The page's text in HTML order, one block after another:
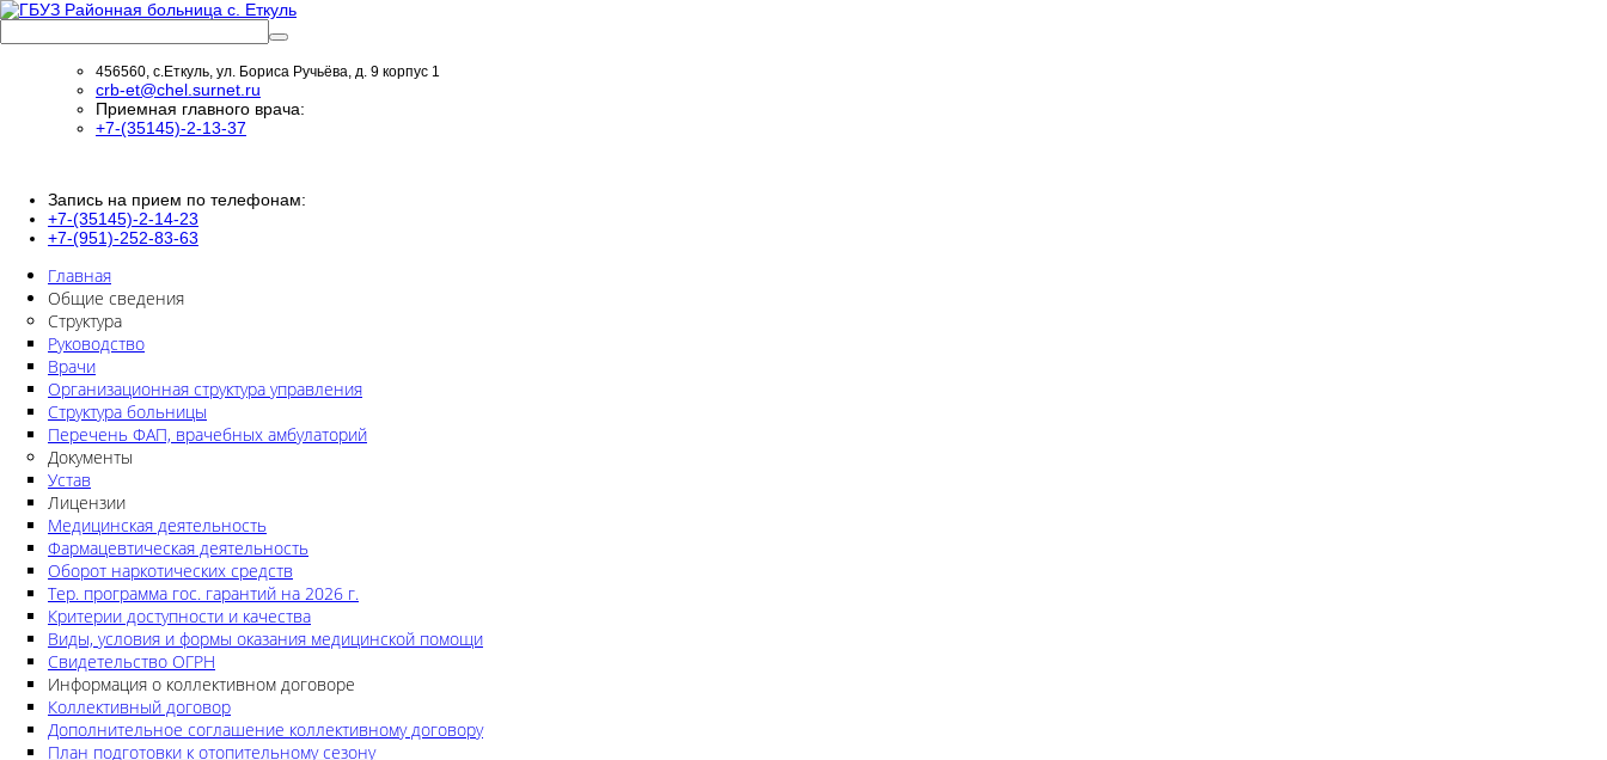
456560, с.Еткуль, ул. Бориса Ручьёва, д. 9 корпус 1
crb-et@chel.surnet.ru
Приемная главного врача:
+7-(35145)-2-13-37
Запись на прием по телефонам:
+7-(35145)-2-14-23
+7-(951)-252-83-63
Главная
Общие сведения
Структура
Руководство
Врачи
Организационная структура управления
Структура больницы
Перечень ФАП, врачебных амбулаторий
Документы
Устав
Лицензии
Медицинская деятельность
Фармацевтическая деятельность
Оборот наркотических средств
Тер. программа гос. гарантий на 2026 г.
Критерии доступности и качества
Виды, условия и формы оказания медицинской помощи
Свидетельство ОГРН
Информация о коллективном договоре
Коллективный договор
Дополнительное соглашение коллективному договору
План подготовки к отопительному сезону